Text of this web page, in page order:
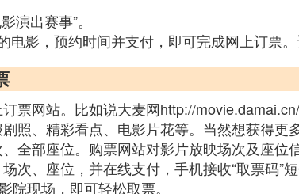
演出赛事”。
电影，预约时间并支付，即可完成网上订票
票网站。比如说大麦网http://
剧照、精彩看点、电影片花等。当然想获得更
全部座位。购票网站对影片放映场次及座位
次、座位，并在线支付，手机接收“取票码”
院现场，即可轻松取票。